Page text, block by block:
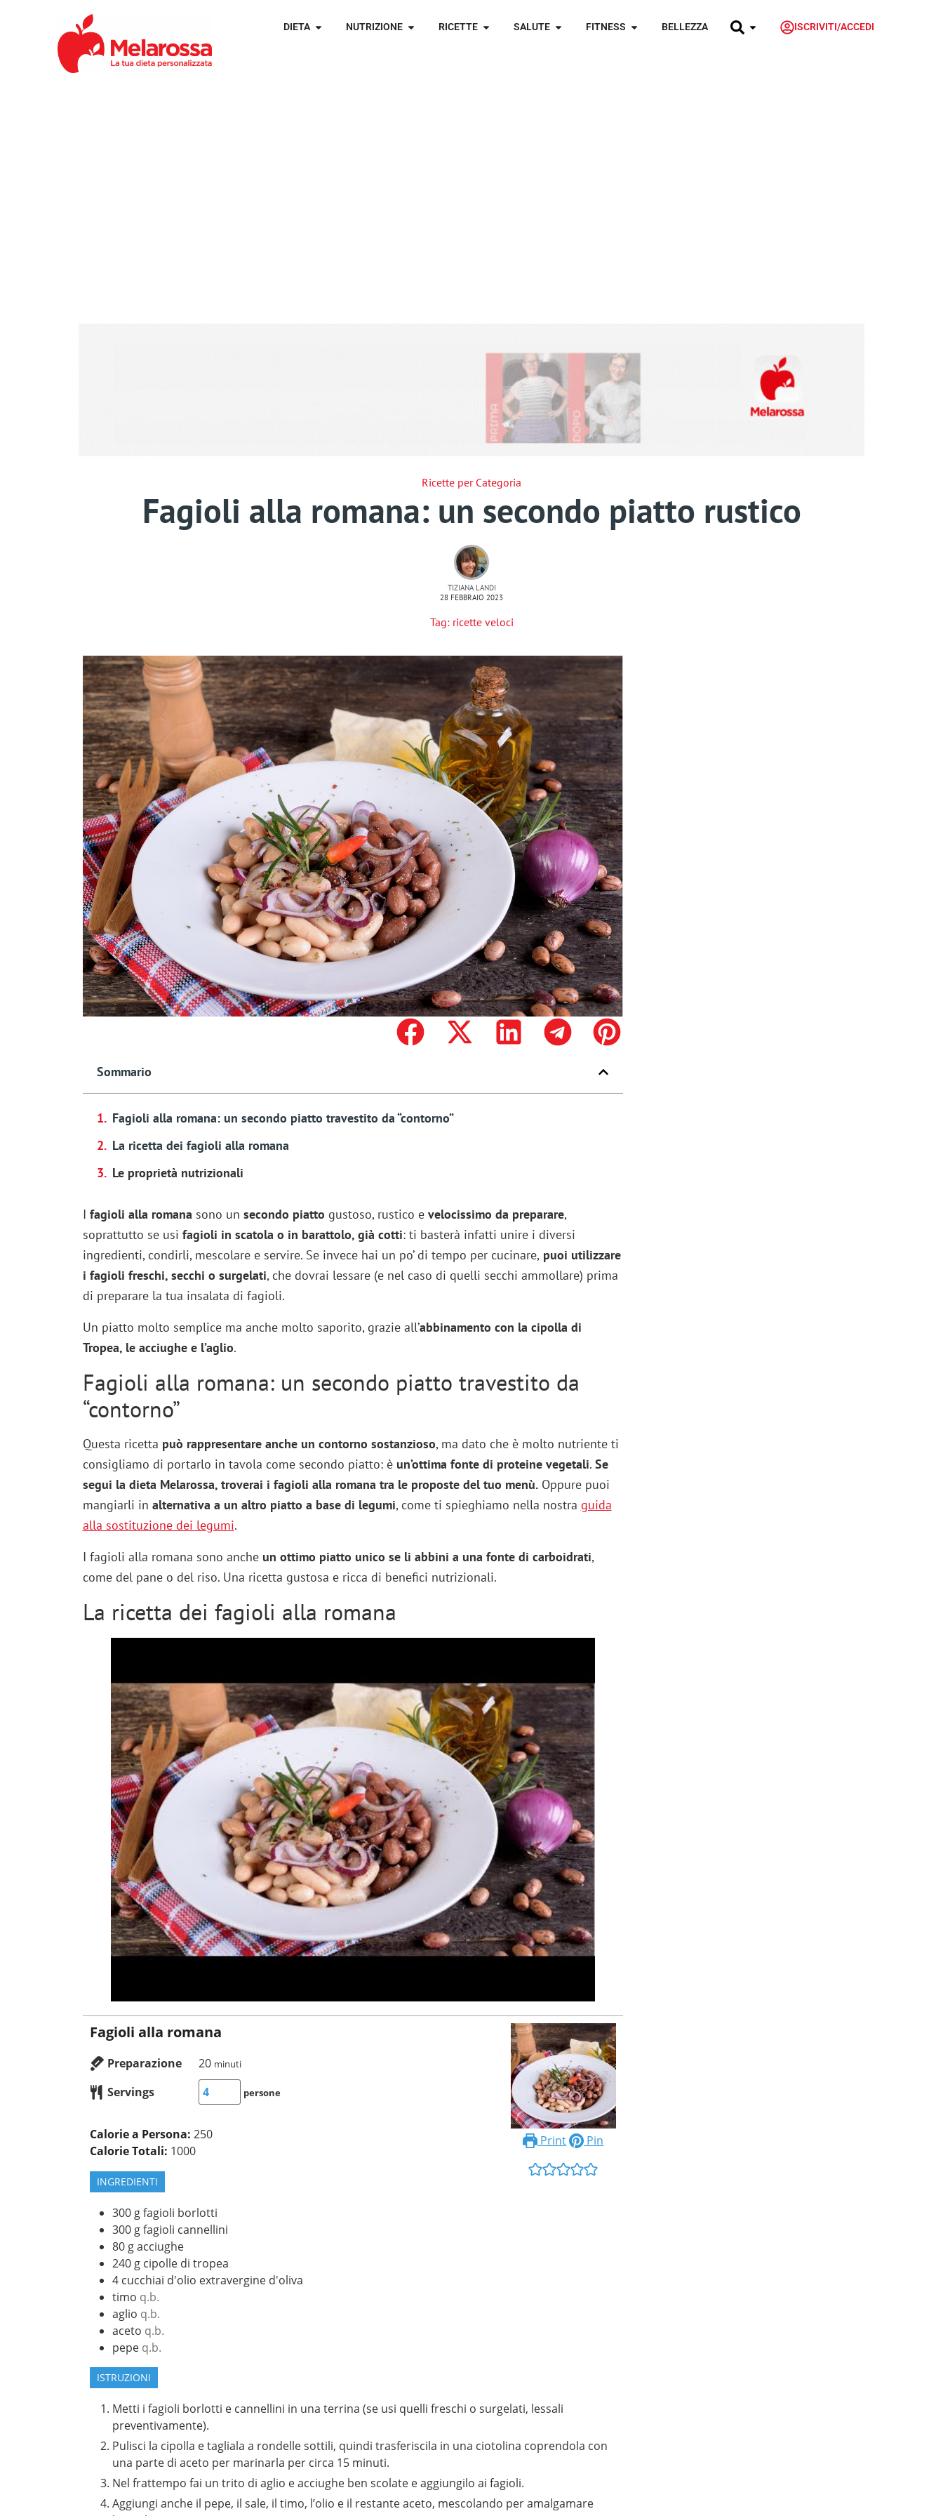
DIETA NUTRIZIONE RICETTE SALUTE FITNESS BELLEZZA ISCRIVITI/ACCEDI
Ricette per Categoria
Fagioli alla romana: un secondo piatto rustico
TIZIANA LANDI
28 FEBBRAIO 2023
Tag: ricette veloci
Sommario
Fagioli alla romana: un secondo piatto travestito da “contorno”
La ricetta dei fagioli alla romana
Le proprietà nutrizionali
I fagioli alla romana sono un secondo piatto gustoso, rustico e velocissimo da preparare,
soprattutto se usi fagioli in scatola o in barattolo, già cotti: ti basterà infatti unire i diversi
ingredienti, condirli, mescolare e servire. Se invece hai un po’ di tempo per cucinare,puoi utilizzare
i fagioli freschi, secchi o surgelati, che dovrai lessare (e nel caso di quelli secchi ammollare) prima
di preparare la tua insalata di fagioli.
Un piatto molto semplice ma anche molto saporito, grazie all’abbinamento con la cipolla di
Tropea, le acciughe e l’aglio.
Fagioli alla romana: un secondo piatto travestito da
“contorno”
Questa ricetta può rappresentare anche un contorno sostanzioso, ma dato che è molto nutriente ti
consigliamo di portarlo in tavola come secondo piatto: èun’ottima fonte di proteine vegetali. Se
segui la dieta Melarossa, troverai i fagioli alla romana tra le proposte del tuo menù.Oppure puoi
mangiarli in alternativa a un altro piatto a base di legumi, come ti spieghiamo nella nostra guida
alla sostituzione dei legumi.
I fagioli alla romana sono ancheun ottimo piatto unico se li abbini a una fonte di carboidrati,
come del pane o del riso. Una ricetta gustosa e ricca di benefici nutrizionali.
La ricetta dei fagioli alla romana
Print Pin
Fagioli alla romana
Preparazione 20 minuti
Servings persone
Calorie a Persona: 250
Calorie Totali: 1000
INGREDIENTI
300 g fagioli borlotti
300 g fagioli cannellini
80 g acciughe
240 g cipolle di tropea
4 cucchiai d'olio extravergine d'oliva
timo q.b.
aglio q.b.
aceto q.b.
pepe q.b.
ISTRUZIONI
Metti i fagioli borlotti e cannellini in una terrina (se usi quelli freschi o surgelati, lessali
preventivamente).
Pulisci la cipolla e tagliala a rondelle sottili, quindi trasferiscila in una ciotolina coprendola con
una parte di aceto per marinarla per circa 15 minuti.
Nel frattempo fai un trito di aglio e acciughe ben scolate e aggiungilo ai fagioli.
Aggiungi anche il pepe, il sale, il timo, l’olio e il restante aceto, mescolando per amalgamare